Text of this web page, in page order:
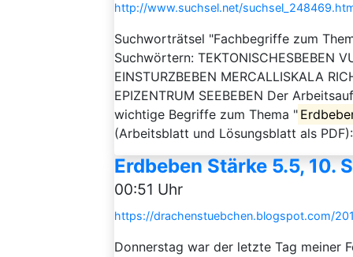
http://www.suchsel.net/
Suchworträtsel "Fachbegriffe zum
Suchwörtern: TEKTONISCHESBEBEN
EINSTURZBEBEN MERCALLISKALA
EPIZENTRUM SEEBEBEN Der
wichtige Begriffe zum Thema "
(Arbeitsblatt und Lösungsblatt als
Erdbeben Stärke 5.5, 10.
00:51 Uhr
https://drachenstuebchen.blogspot.com/
Donnerstag war der letzte Tag meiner